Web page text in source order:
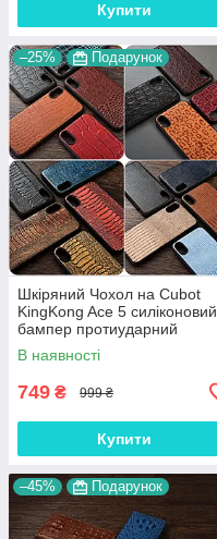
Купити
–25% Подарунок
Шкіряний Чохол на Cubot
KingKong Ace 5 силіконовий
бампер протиударний
накладка "GENUINE"
В наявності
749 ₴ 999 ₴
Купити
–45% Подарунок